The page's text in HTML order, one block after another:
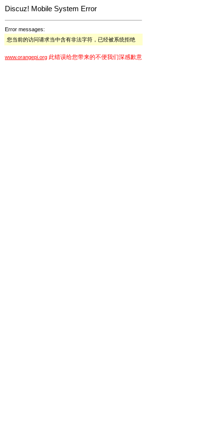
Discuz! Mobile System Error
Error messages:
您当前的访问请求当中含有非法字符，已经被系统拒绝
www.orangepi.org 此错误给您带来的不便我们深感歉意